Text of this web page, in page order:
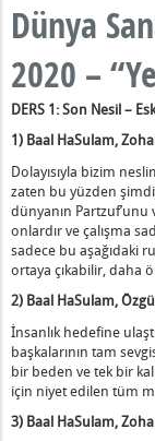
Güçlenmek"
Ötesine
2023 TEK
2023
2022
EKİM
2022 – Bağ
- 1 Mayıs 2022
Kendimizin
- 26
Haziran 4-6
- “Onlu
Dünya
2020 –
DERS 1: Son Nesil –
1) Baal HaSulam,
Dolayısıyla bizim
zaten bu yüzden
dünyanın Partzuf’unu
onlardır ve çalışma
sadece bu aşağıdaki
ortaya çıkabilir, daha
2) Baal HaSulam,
İnsanlık hedefine
başkalarının tam
bir beden ve tek bir
için niyet edilen tüm
3) Baal HaSulam,